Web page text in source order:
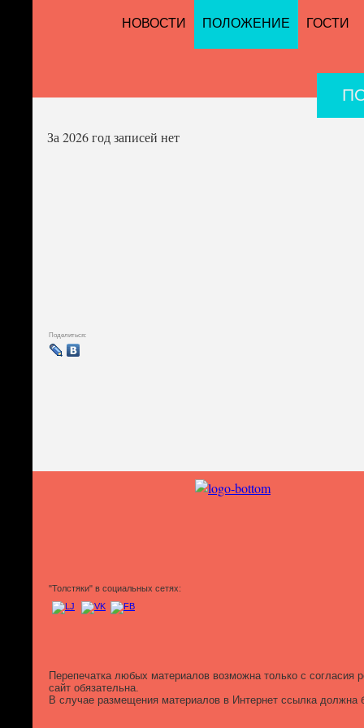
НОВОСТИ ПОЛОЖЕНИЕ ГОСТИ
За 2026 год записей нет
Поделиться:
"Толстяки" в социальных сетях:
Перепечатка любых материалов возможна только с согласия
сайт обязательна.
В случае размещения материалов в Интернет ссылка должна